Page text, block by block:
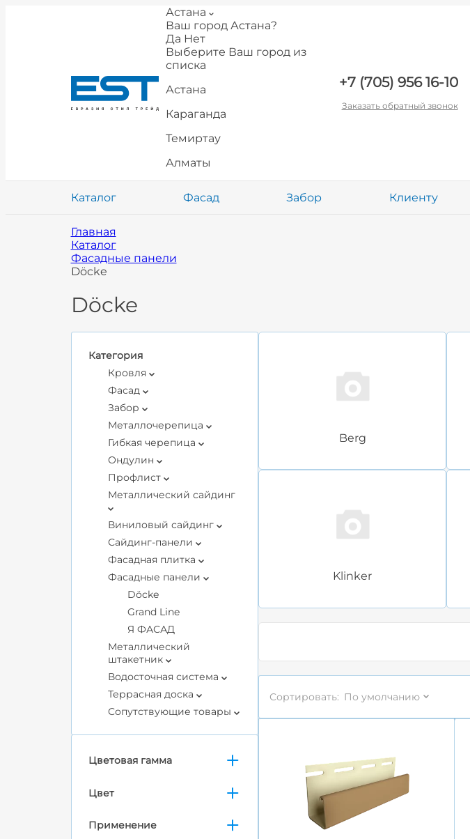
Астана
Ваш город Астана?
Да Нет
Выберите Ваш город из
списка
Астана
Караганда
Темиртау
Алматы
+7 (705) 956 16-10
Заказать обратный звонок
Каталог Фасад Забор Клиенту
Главная
Каталог
Фасадные панели
Döcke
Döcke
Категория
Кровля
Фасад
Забор
Металлочерепица
Гибкая черепица
Ондулин
Профлист
Металлический сайдинг
Виниловый сайдинг
Сайдинг-панели
Фасадная плитка
Фасадные панели
Döcke
Grand Line
Я ФАСАД
Металлический
штакетник
Водосточная система
Террасная доска
Сопутствующие товары
Цветовая гамма
Цвет
Применение
Berg
Klinker
Сортировать: По умолчанию